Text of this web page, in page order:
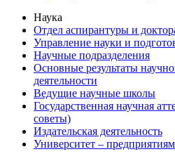
Наука
Отдел аспирантуры и
Управление науки и
Научные подразделения
Основные результаты
деятельности
Ведущие научные школы
Государственная научная
советы)
Издательская деятельность
Университет – предприятиям